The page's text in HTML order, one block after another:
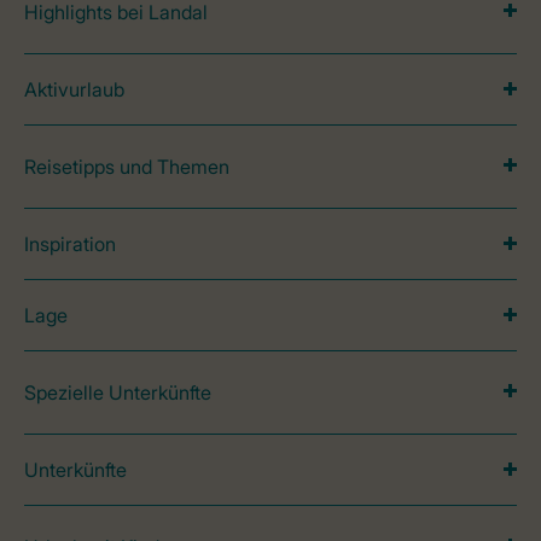
Highlights bei Landal
Aktivurlaub
Reisetipps und Themen
Inspiration
Lage
Spezielle Unterkünfte
Unterkünfte